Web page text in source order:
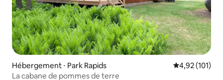
Hébergement ⋅ Park Rapids Évaluation
4,92 (101)
La cabane de pommes de terre